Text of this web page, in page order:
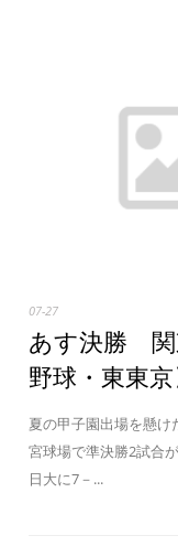
07-27
あす決勝 関
野球・東東京
夏の甲子園出場を懸け
宮球場で準決勝2試合
日大に7－...